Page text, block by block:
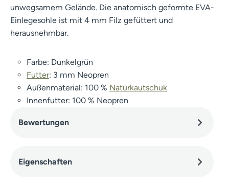
unwegsamem Gelände. Die anatomisch geformte EVA-
Einlegesohle ist mit 4 mm Filz gefüttert und
herausnehmbar.
Farbe: Dunkelgrün
Futter: 3 mm Neopren
Außenmaterial: 100 % Naturkautschuk
Innenfutter: 100 % Neopren
Bewertungen
Eigenschaften